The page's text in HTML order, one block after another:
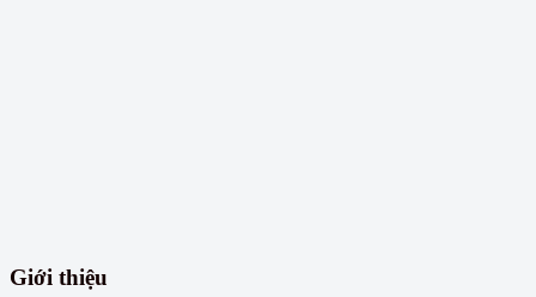
Giới thiệu